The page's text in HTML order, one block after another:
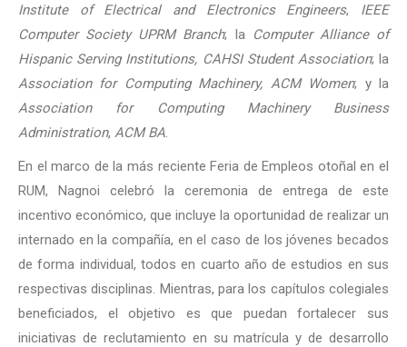
Institute of Electrical and Electronics Engineers, IEEE
Computer Society UPRM Branch; la Computer Alliance of
Hispanic Serving Institutions, CAHSI Student Association; la
Association for Computing Machinery, ACM Women; y la
Association for Computing Machinery Business
Administration, ACM BA.
En el marco de la más reciente Feria de Empleos otoñal en el
RUM, Nagnoi celebró la ceremonia de entrega de este
incentivo económico, que incluye la oportunidad de realizar un
internado en la compañía, en el caso de los jóvenes becados
de forma individual, todos en cuarto año de estudios en sus
respectivas disciplinas. Mientras, para los capítulos colegiales
beneficiados, el objetivo es que puedan fortalecer sus
iniciativas de reclutamiento en su matrícula y de desarrollo